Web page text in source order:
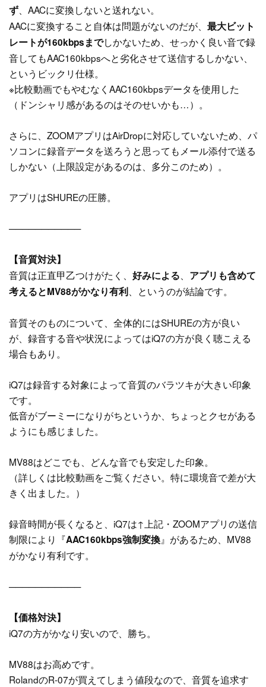
ず 、AACに変換しないと送れない。
AACに変換すること自体は問題がないのだが、 最大ビット
レートが160kbpsまでしかないため、せっかく良い音で録
音してもAAC160kbpsへと劣化させて送信するしかない、
というビックリ仕様。
※比較動画でもやむなくAAC160kbpsデータを使用した
（ドンシャリ感があるのはそのせいかも…）。
さらに、ZOOMアプリはAirDropに対応していないため、パ
ソコンに録音データを送ろうと思ってもメール添付で送る
しかない（上限設定があるのは、多分このため）。
アプリはSHUREの圧勝。
───────────
【音質対決】
音質は正直甲乙つけがたく、 好みによる
アプリも含めて
考えるとMV88がかなり有利 、というのが結論です。
音質そのものについて、全体的にはSHUREの方が良い
が、録音する音や状況によってはiQ7の方が良く聴こえる
場合もあり。
iQ7は録音する対象によって音質のバラツキが大きい印象
です。
低音がブーミーになりがちというか、ちょっとクセがある
ようにも感じました。
MV88はどこでも、どんな音でも安定した印象。
（詳しくは比較動画をご覧ください。特に環境音で差が大
きく出ました。）
録音時間が長くなると、iQ7は↑上記・ZOOMアプリの送信
制限により『AAC160kbps強制変換』があるため、MV88
がかなり有利です。
───────────
【価格対決】
iQ7の方がかなり安いので、勝ち。
MV88はお高めです。
RolandのR-07が買えてしまう値段なので、音質を追求す